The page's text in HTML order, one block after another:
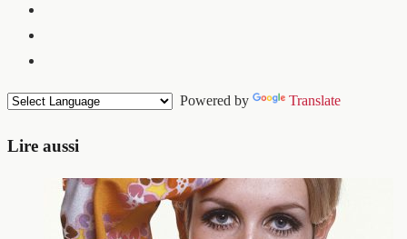
Powered by Translate
Lire aussi